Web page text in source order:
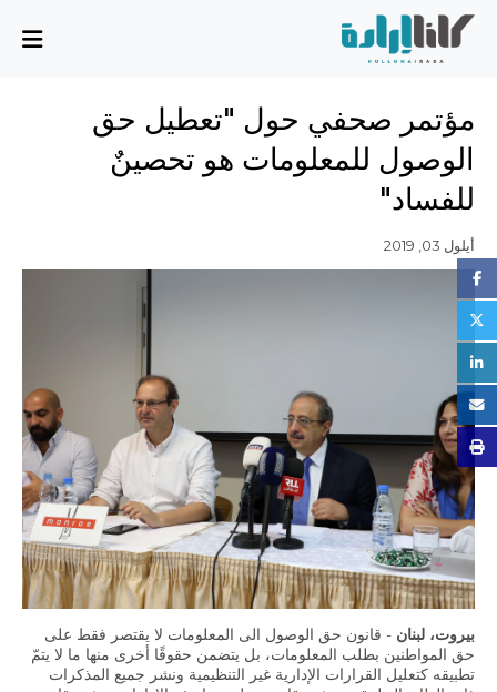
من نحن
المهمة والمخطط
مجلس الإدارة
الفريق التنفيذي
القضايا
القضايا
بسط سيادة الدولة، وسيادة القانون، والحوكمة الرشيدة
الاقتصاد والمالية العامة
النفط والغاز
استقلالية القضاء وشفافيته
مؤتمر صحفي حول "تعطيل حق
الوصول للمعلومات هو تحصينٌ
للفساد"
أيلول 03, 2019
بيروت، لبنان - قانون حق الوصول الى المعلومات لا يقتصر فقط على
حق المواطنين بطلب المعلومات، بل يتضمن حقوقًا أخرى منها ما لا يتمّ
تطبيقه كتعليل القرارات الإدارية غير التنظيمية ونشر جميع المذكرات